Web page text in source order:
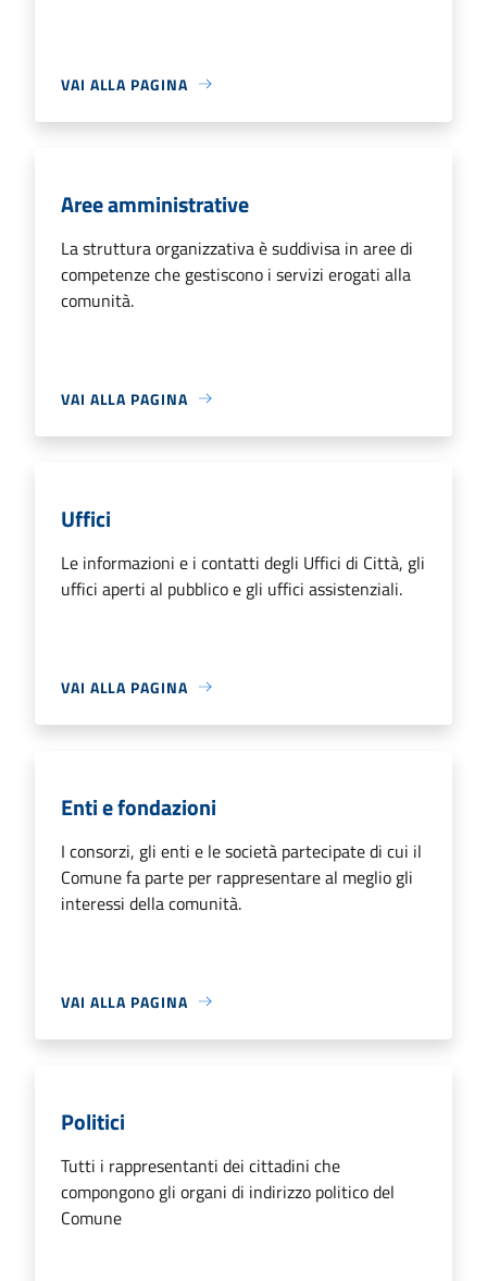
VAI ALLA PAGINA
Aree amministrative
La struttura organizzativa è suddivisa in aree di
competenze che gestiscono i servizi erogati alla
comunità.
VAI ALLA PAGINA
Uffici
Le informazioni e i contatti degli Uffici di Città, gli
uffici aperti al pubblico e gli uffici assistenziali.
VAI ALLA PAGINA
Enti e fondazioni
I consorzi, gli enti e le società partecipate di cui il
Comune fa parte per rappresentare al meglio gli
interessi della comunità.
VAI ALLA PAGINA
Politici
Tutti i rappresentanti dei cittadini che
compongono gli organi di indirizzo politico del
Comune